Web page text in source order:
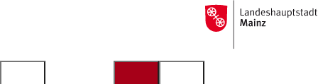
الانتقال إلى المحتوى
إلى
الصفحة